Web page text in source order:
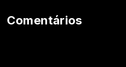
Comentários